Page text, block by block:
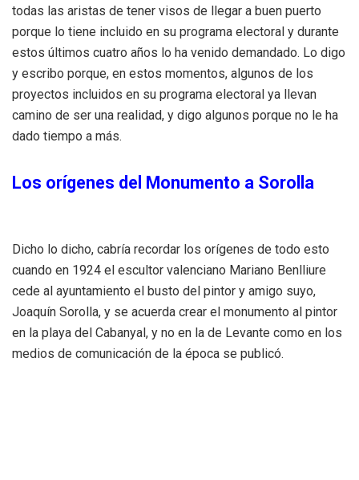
todas las aristas de tener visos de llegar a buen puerto
porque lo tiene incluido en su programa electoral y durante
estos últimos cuatro años lo ha venido demandado. Lo digo
y escribo porque, en estos momentos, algunos de los
proyectos incluidos en su programa electoral ya llevan
camino de ser una realidad, y digo algunos porque no le ha
dado tiempo a más.
Los orígenes del Monumento a Sorolla
Dicho lo dicho, cabría recordar los orígenes de todo esto
cuando en 1924 el escultor valenciano Mariano Benlliure
cede al ayuntamiento el busto del pintor y amigo suyo,
Joaquín Sorolla, y se acuerda crear el monumento al pintor
en la playa del Cabanyal, y no en la de Levante como en los
medios de comunicación de la época se publicó.